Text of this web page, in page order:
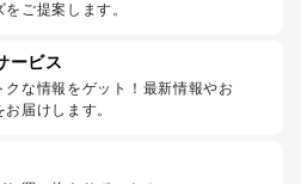
ご提案します。
ービス
クな情報をゲット！最新情報やお
届けします。